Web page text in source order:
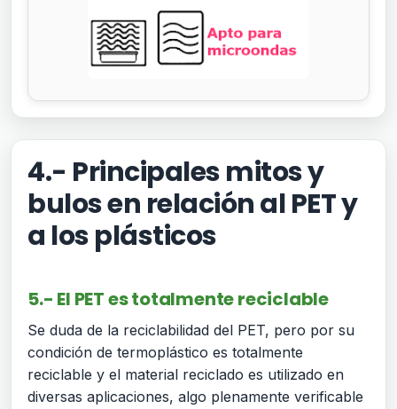
4.- Principales mitos y
bulos en relación al PET y
a los plásticos
5.- El PET es totalmente reciclable
Se duda de la reciclabilidad del PET, pero por su
condición de termoplástico es totalmente
reciclable y el material reciclado es utilizado en
diversas aplicaciones, algo plenamente verificable